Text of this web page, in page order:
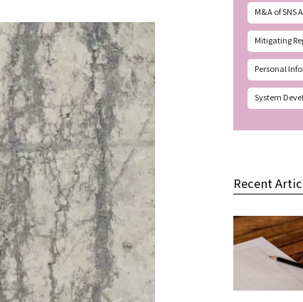
M&A of SNS
Mitigating
Personal
System
Recent